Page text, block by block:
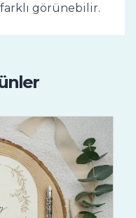
görünebilir.